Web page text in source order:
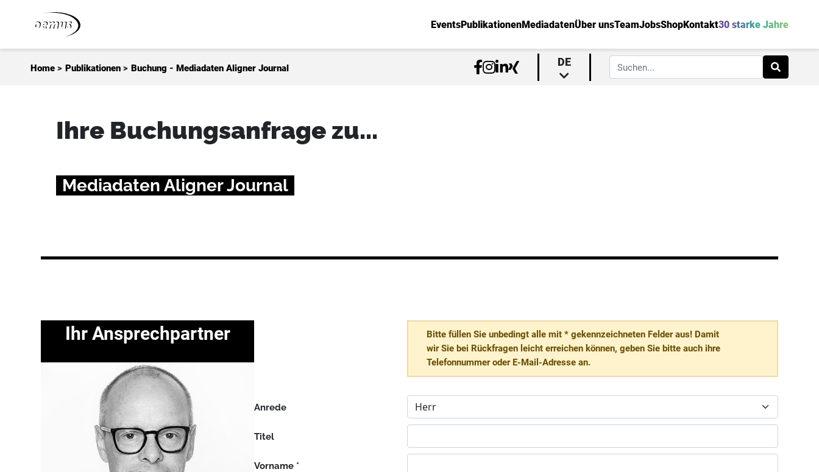
EventsPublikationenMediadatenÜber unsTeamJobsShopKontakt30 starke Jahre
Home > Publikationen > Buchung - Mediadaten Aligner Journal DE
Ihre Buchungsanfrage zu...
Mediadaten Aligner Journal
Ihr Ansprechpartner
Bitte füllen Sie unbedingt alle mit * gekennzeichneten Felder aus! Damit
wir Sie bei Rückfragen leicht erreichen können, geben Sie bitte auch ihre
Telefonnummer oder E-Mail-Adresse an.
Anrede
Titel
Vorname *